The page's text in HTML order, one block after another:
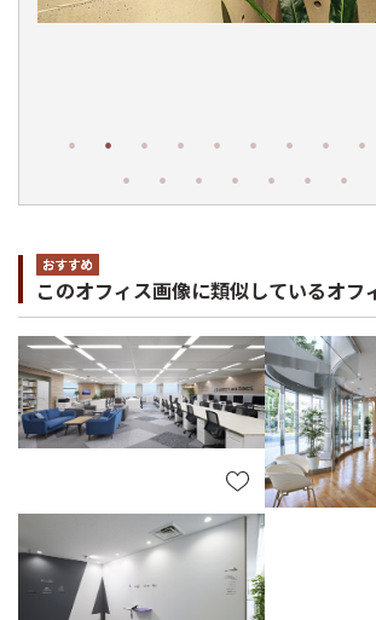
このオフィス画像に類似しているオフ